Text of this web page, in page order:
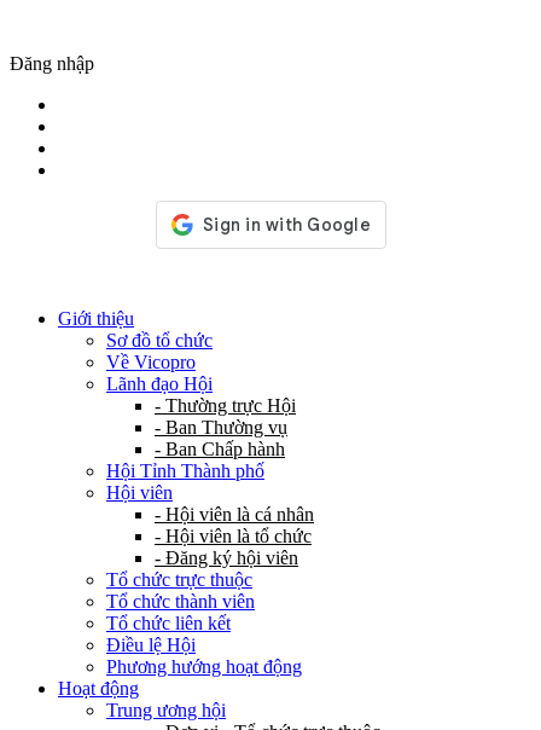
Đăng nhập
Giới thiệu
Sơ đồ tổ chức
Về Vicopro
Lãnh đạo Hội
- Thường trực Hội
- Ban Thường vụ
- Ban Chấp hành
Hội Tỉnh Thành phố
Hội viên
- Hội viên là cá nhân
- Hội viên là tổ chức
- Đăng ký hội viên
Tổ chức trực thuộc
Tổ chức thành viên
Tổ chức liên kết
Điều lệ Hội
Phương hướng hoạt động
Hoạt động
Trung ương hội